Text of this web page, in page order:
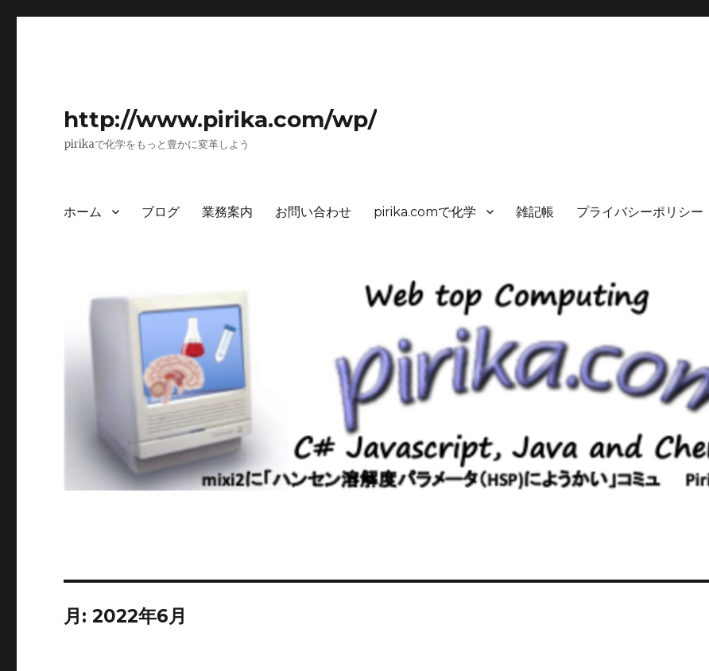
http://www.pirika.com/wp/
pirikaで化学をもっと豊かに変革しよう
ホーム ブログ 業務案内 お問い合わせ pirika.comで化学 雑記帳 プライバシーポリシー
月:2022年6月